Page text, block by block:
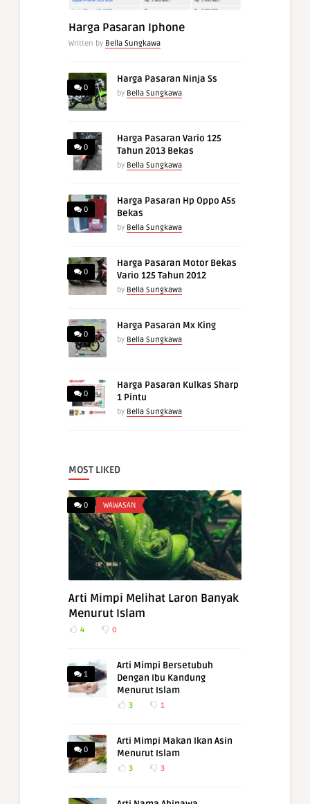
Harga Pasaran Iphone
Written by Bella Sungkawa
0
Harga Pasaran Ninja Ss
by Bella Sungkawa
0
Harga Pasaran Vario 125
Tahun 2013 Bekas
by Bella Sungkawa
0
Harga Pasaran Hp Oppo A5s
Bekas
by Bella Sungkawa
0
Harga Pasaran Motor Bekas
Vario 125 Tahun 2012
by Bella Sungkawa
0
Harga Pasaran Mx King
by Bella Sungkawa
0
Harga Pasaran Kulkas Sharp
1 Pintu
by Bella Sungkawa
MOST LIKED
0 WAWASAN
Arti Mimpi Melihat Laron Banyak
Menurut Islam
4 0
1
Arti Mimpi Bersetubuh
Dengan Ibu Kandung
Menurut Islam
3 1
0
Arti Mimpi Makan Ikan Asin
Menurut Islam
3 3